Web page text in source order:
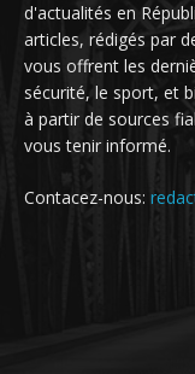
d'actualités en
articles, rédigés par
vous offrent les
sécurité, le sport, et
à partir de sources
vous tenir informé.
Contacez-nous: